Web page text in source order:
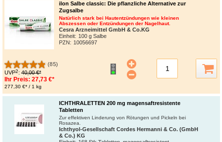
ilon Salbe classic: Die pflanzliche Alternative zur
Zugsalbe
Natürlich stark bei Hautentzündungen wie kleinen
Abszessen oder Entzündungen der Nagelhaut.
Cesra Arzneimittel GmbH & Co.KG
Einheit: 100 g Salbe
PZN: 10056697
(85)
UVP2: 40,00 €*
Ihr Preis: 27,73 €*
277,30 €* / 1 kg
ICHTHRALETTEN 200 mg magensaftresistente
Tabletten
Zur effektiven Linderung von Rötungen und Pickeln bei
Rosazea.
Ichthyol-Gesellschaft Cordes Hermanni & Co. (GmbH
& Co.) KG